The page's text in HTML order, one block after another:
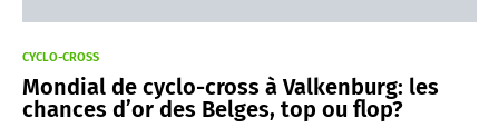
CYCLO-CROSS
Mondial de cyclo-cross à Valkenburg: les
chances d’or des Belges, top ou flop?